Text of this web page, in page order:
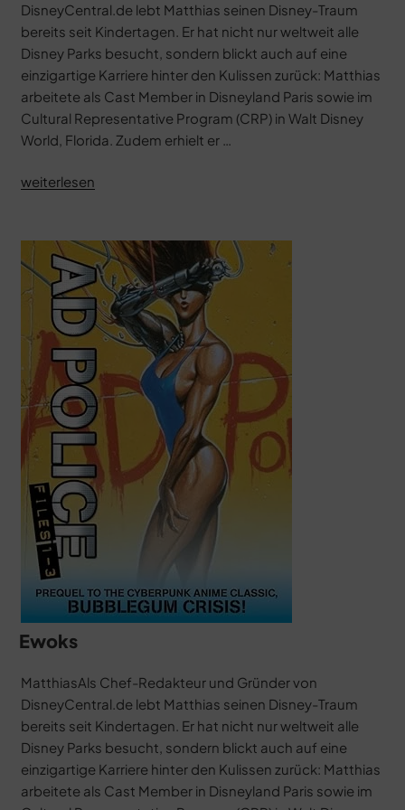
DisneyCentral.de lebt Matthias seinen Disney-Traum
bereits seit Kindertagen. Er hat nicht nur weltweit alle
Disney Parks besucht, sondern blickt auch auf eine
einzigartige Karriere hinter den Kulissen zurück: Matthias
arbeitete als Cast Member in Disneyland Paris sowie im
Cultural Representative Program (CRP) in Walt Disney
World, Florida. Zudem erhielt er …
„Star
Mächte
des
Schicksals“
weiterlesen
Ewoks
MatthiasAls Chef-Redakteur und Gründer von
DisneyCentral.de lebt Matthias seinen Disney-Traum
bereits seit Kindertagen. Er hat nicht nur weltweit alle
Disney Parks besucht, sondern blickt auch auf eine
einzigartige Karriere hinter den Kulissen zurück: Matthias
arbeitete als Cast Member in Disneyland Paris sowie im